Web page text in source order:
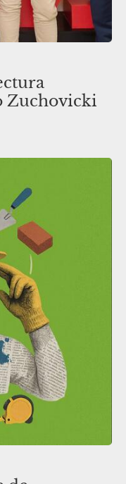
Zuchovicki